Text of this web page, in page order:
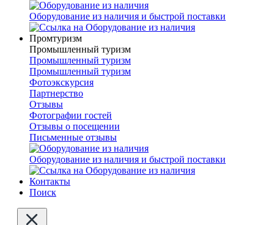
Оборудование из наличия и быстрой поставки
Промтуризм
Промышленный туризм
Промышленный туризм
Промышленный туризм
Фотоэкскурсия
Партнерство
Отзывы
Фотографии гостей
Отзывы о посещении
Письменные отзывы
Оборудование из наличия и быстрой поставки
Контакты
Поиск